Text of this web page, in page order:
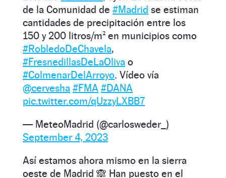
de la Comunidad de #Madrid se estiman
cantidades de precipitación entre los
150 y 200 litros/m² en municipios como
#RobledoDeChavela,
#FresnedillasDeLaOliva o
#ColmenarDelArroyo. Vídeo vía
@cervesha #FMA #DANA
pic.twitter.com/qUzzyLXBB7
— MeteoMadrid (@carlosweder_)
September 4, 2023
Así estamos ahora mismo en la sierra
oeste de Madrid 🙈 Han puesto en el